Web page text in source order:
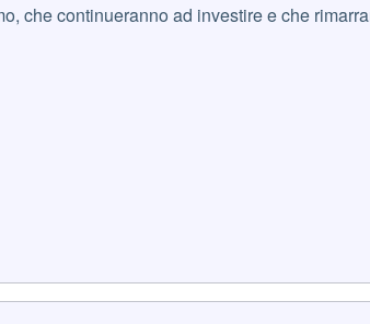
che continueranno ad investire e che